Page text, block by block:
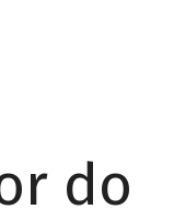
do